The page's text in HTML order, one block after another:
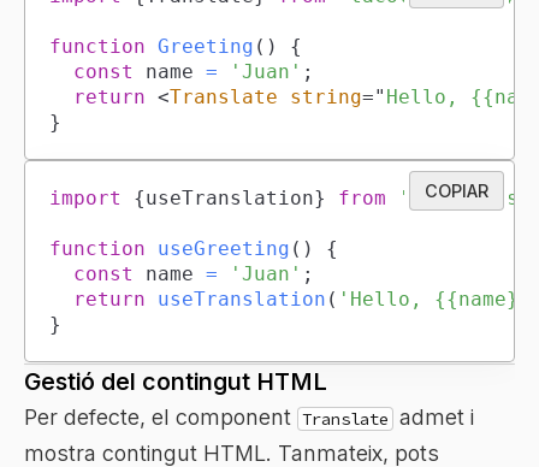
function Greeting ( )
{
const
name = 'Juan' ;
return <Translate string=" Hello,
}
COPIAR
import {useTranslation} from
function useGreeting ( )
{
const
name = 'Juan' ;
return
useTranslation ( 'Hello,
}
Gestió del contingut HTML
Per defecte, el component Translate admet i
mostra contingut HTML. Tanmateix, pots